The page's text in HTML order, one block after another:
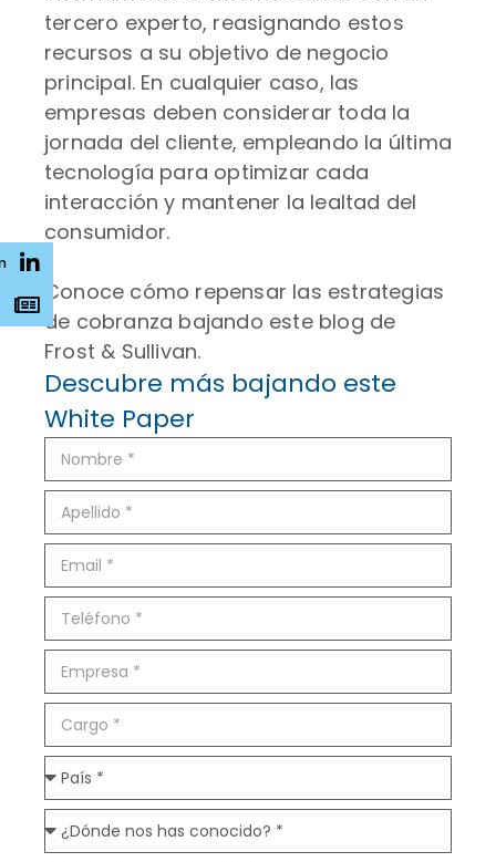
tercero experto, reasignando estos
recursos a su objetivo de negocio
principal. En cualquier caso, las
empresas deben considerar toda la
jornada del cliente, empleando la última
tecnología para optimizar cada
interacción y mantener la lealtad del
consumidor.
Conoce cómo repensar las estrategias
de cobranza bajando este blog de
Frost & Sullivan.
Descubre más bajando este
White Paper